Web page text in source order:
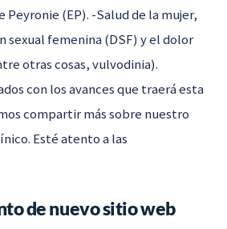
Peyronie (EP). -Salud de la mujer,
sexual femenina (DSF) y el dolor
otras cosas, vulvodinia).
con los avances que traerá esta
compartir más sobre nuestro
Esté atento a las
de nuevo sitio web